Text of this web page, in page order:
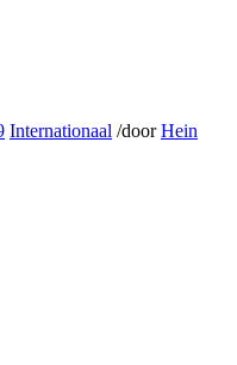
Internationaal /doorHein